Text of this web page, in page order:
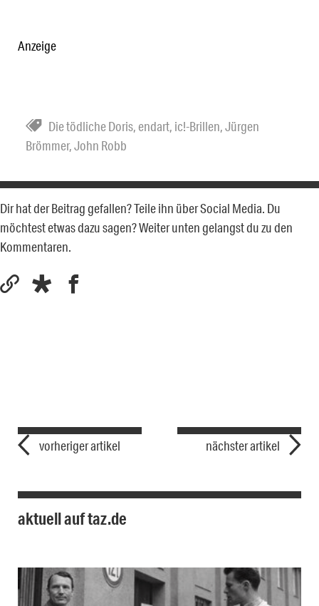
Anzeige
Die tödliche Doris, endart, ic!-Brillen,Jürgen
Brömmer,John Robb
Dir hat der Beitrag gefallen? Teile ihn über Social Media. Du
möchtest etwas dazu sagen? Weiter unten gelangst du zu den
Kommentaren.
vorheriger artikel nächster artikel
aktuell auf taz.de